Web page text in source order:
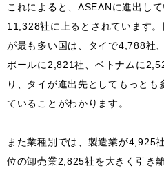
これによると、ASEANに進出し
11,328社に上るとされています。
が最も多い国は、タイで4,788社
ポールに2,821社、ベトナムに
り、タイが進出先としてもっとも
ていることがわかります。
また業種別では、製造業が4,925
位の卸売業2,825社を大きく引き